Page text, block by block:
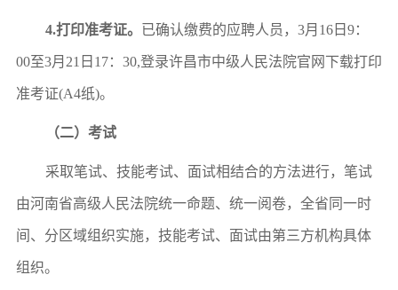
4.打印准考证。 已确认缴费的应聘人员，3月16日9：
00至3月21日17：30,登录许昌市中级人民法院官网 下载打印
准考证(A4纸)。
（二）考试
采取笔试、技能考试、面试相结合的方法进行，笔试
由河南省高级人民法院统一命题、统一阅卷，全省同一时
间、分区域组织实施，技能考试、面试由第三方机构具体
组织。